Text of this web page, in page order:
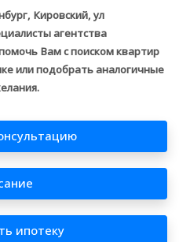
Кировский, ул
агентства
Вам с поиском квартир
или подобрать аналогичные
ипотеку